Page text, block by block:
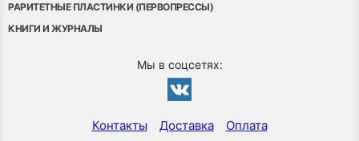
РАРИТЕТНЫЕ ПЛАСТИНКИ (ПЕРВОПРЕССЫ)
КНИГИ И ЖУРНАЛЫ
Мы в соцсетях:
Контакты Доставка Оплата